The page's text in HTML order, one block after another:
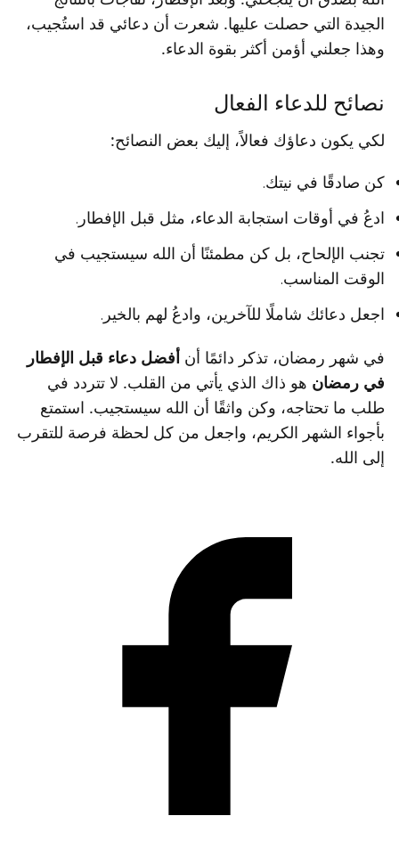
الجيدة التي حصلت عليها. شعرت أن دعائي قد استُجيب،
وهذا جعلني أؤمن أكثر بقوة الدعاء.
نصائح للدعاء الفعال
لكي يكون دعاؤك فعالاً، إليك بعض النصائح:
كن صادقًا في نيتك.
ادعُ في أوقات استجابة الدعاء، مثل قبل الإفطار.
تجنب الإلحاح، بل كن مطمئنًا أن الله سيستجيب في
الوقت المناسب.
اجعل دعائك شاملًا للآخرين، وادعُ لهم بالخير.
في شهر رمضان، تذكر دائمًا أن أفضل دعاء قبل الإفطار
في رمضان هو ذاك الذي يأتي من القلب. لا تتردد في
طلب ما تحتاجه، وكن واثقًا أن الله سيستجيب. استمتع
بأجواء الشهر الكريم، واجعل من كل لحظة فرصة للتقرب
إلى الله.